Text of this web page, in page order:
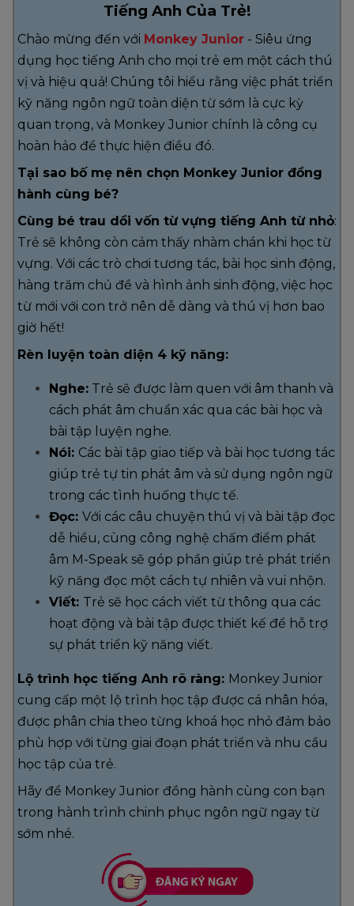
Tiếng Anh Của Trẻ!
Chào mừng đến với Monkey Junior - Siêu ứng
dụng học tiếng Anh cho mọi trẻ em một cách thú
vị và hiệu quả! Chúng tôi hiểu rằng việc phát triển
kỹ năng ngôn ngữ toàn diện từ sớm là cực kỳ
quan trọng, và Monkey Junior chính là công cụ
hoàn hảo để thực hiện điều đó.
Tại sao bố mẹ nên chọn Monkey Junior đồng
hành cùng bé?
Cùng bé trau dồi vốn từ vựng tiếng Anh từ nhỏ:
Trẻ sẽ không còn cảm thấy nhàm chán khi học từ
vựng. Với các trò chơi tương tác, bài học sinh động,
hàng trăm chủ đề và hình ảnh sinh động, việc học
từ mới với con trở nên dễ dàng và thú vị hơn bao
giờ hết!
Rèn luyện toàn diện 4 kỹ năng:
Nghe: Trẻ sẽ được làm quen với âm thanh và
cách phát âm chuẩn xác qua các bài học và
bài tập luyện nghe.
Nói: Các bài tập giao tiếp và bài học tương tác
giúp trẻ tự tin phát âm và sử dụng ngôn ngữ
trong các tình huống thực tế.
Đọc: Với các câu chuyện thú vị và bài tập đọc
dễ hiểu, cùng công nghệ chấm điểm phát
âm M-Speak sẽ góp phần giúp trẻ phát triển
kỹ năng đọc một cách tự nhiên và vui nhộn.
Viết: Trẻ sẽ học cách viết từ thông qua các
hoạt động và bài tập được thiết kế để hỗ trợ
sự phát triển kỹ năng viết.
Lộ trình học tiếng Anh rõ ràng: Monkey Junior
cung cấp một lộ trình học tập được cá nhân hóa,
được phân chia theo từng khoá học nhỏ đảm bảo
phù hợp với từng giai đoạn phát triển và nhu cầu
học tập của trẻ.
Hãy để Monkey Junior đồng hành cùng con bạn
trong hành trình chinh phục ngôn ngữ ngay từ
sớm nhé.